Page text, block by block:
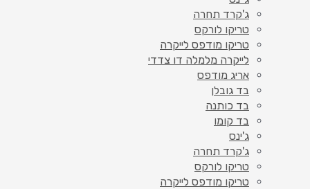
ג'קרד תחרה
טריקו לורקס
טריקו מודפס לייקרה
לייקרה מלמלה דו צדדי
אריג מודפס
בד גובלן
בד כותנה
בד קומו
ג'ינס
ג'קרד תחרה
טריקו לורקס
טריקו מודפס לייקרה